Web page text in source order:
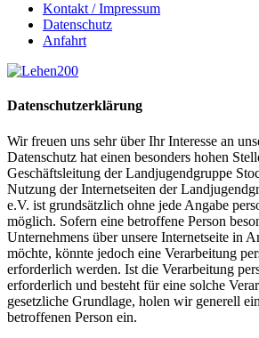
Kontakt / Impressum
Datenschutz
Anfahrt
Datenschutzerklärung
Wir freuen uns sehr über Ihr Interesse an
Datenschutz hat einen besonders hohen
Geschäftsleitung der Landjugendgruppe
Nutzung der Internetseiten der
e.V. ist grundsätzlich ohne jede Angabe
möglich. Sofern eine betroffene Person
Unternehmens über unsere Internetseite in
möchte, könnte jedoch eine Verarbeitung
erforderlich werden. Ist die Verarbeitung
erforderlich und besteht für eine solche
gesetzliche Grundlage, holen wir generell
betroffenen Person ein.